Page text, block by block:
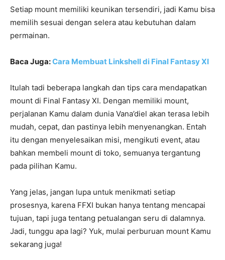
Setiap mount memiliki keunikan tersendiri, jadi Kamu bisa
memilih sesuai dengan selera atau kebutuhan dalam
permainan.
Baca Juga:Cara Membuat Linkshell di Final Fantasy XI
Itulah tadi beberapa langkah dan tips cara mendapatkan
mount di Final Fantasy XI. Dengan memiliki mount,
perjalanan Kamu dalam dunia Vana’diel akan terasa lebih
mudah, cepat, dan pastinya lebih menyenangkan. Entah
itu dengan menyelesaikan misi, mengikuti event, atau
bahkan membeli mount di toko, semuanya tergantung
pada pilihan Kamu.
Yang jelas, jangan lupa untuk menikmati setiap
prosesnya, karena FFXI bukan hanya tentang mencapai
tujuan, tapi juga tentang petualangan seru di dalamnya.
Jadi, tunggu apa lagi? Yuk, mulai perburuan mount Kamu
sekarang juga!